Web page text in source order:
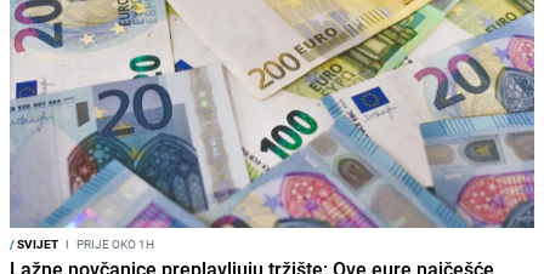
/SVIJET I PRIJE OKO 1H